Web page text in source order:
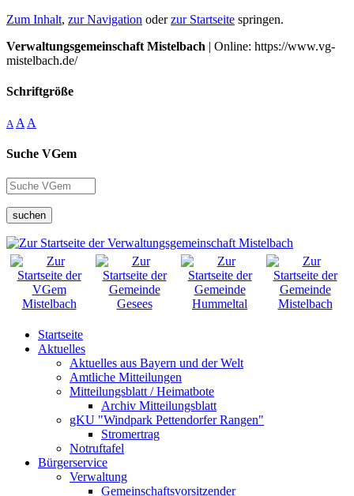
Zum Inhalt, zur Navigation oderzur Startseite springen.
Verwaltungsgemeinschaft Mistelbach | Online: https://www.vg-
mistelbach.de/
Schriftgröße
A A A
Suche VGem
suchen
Startseite
Aktuelles
Aktuelles aus Bayern und der Welt
Amtliche Mitteilungen
Mitteilungsblatt / Heimatbote
Archiv Mitteilungsblatt
gKU "Windpark Pettendorfer Rangen"
Stromertrag
Notruftafel
Bürgerservice
Verwaltung
Gemeinschaftsvorsitzender